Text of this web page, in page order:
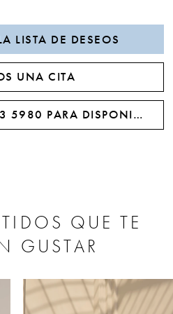
LISTA DE DESEOS
UNA CITA
LLAME AL +442 213 5980 PARA DISPONIBILIDAD
QUE TE
GUSTAR